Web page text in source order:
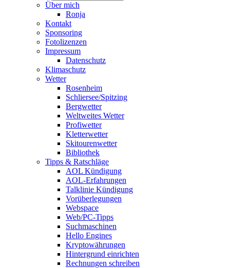
Über mich
Ronja
Kontakt
Sponsoring
Fotolizenzen
Impressum
Datenschutz
Klimaschutz
Wetter
Rosenheim
Schliersee/Spitzing
Bergwetter
Weltweites Wetter
Profiwetter
Kletterwetter
Skitourenwetter
Bibliothek
Tipps & Ratschläge
AOL Kündigung
AOL-Erfahrungen
Talklinie Kündigung
Vorüberlegungen
Webspace
Web/PC-Tipps
Suchmaschinen
Hello Engines
Kryptowährungen
Hintergrund einrichten
Rechnungen schreiben